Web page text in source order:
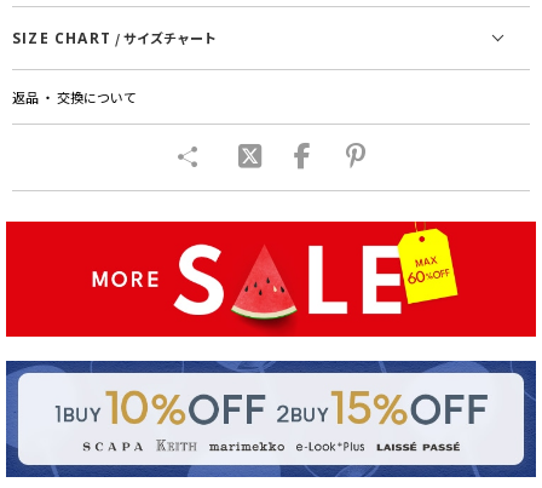
SIZE CHART / サイズチャート
返品 ・ 交換について